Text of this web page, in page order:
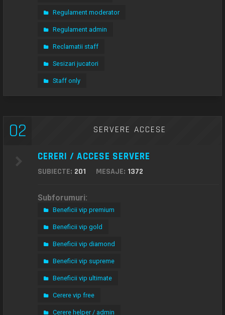
Regulament moderator
Regulament admin
Reclamatii staff
Sesizari jucatori
Staff only
02 SERVERE ACCESE
CERERI / ACCESE SERVERE
SUBIECTE: 201 MESAJE: 1372
Subforumuri:
Beneficii vip premium
Beneficii vip gold
Beneficii vip diamond
Beneficii vip supreme
Beneficii vip ultimate
Cerere vip free
Cerere helper / admin